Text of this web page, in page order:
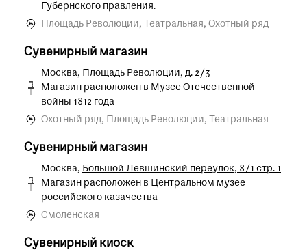
Губернского правления.
Площадь Революции, Театральная, Охотный ряд
Сувенирный магазин
Москва, Площадь Революции, д. 2/3
Магазин расположен в Музее Отечественной
войны 1812 года
Охотный ряд, Площадь Революции, Театральная
Сувенирный магазин
Москва, Большой Левшинский переулок, 8/1 стр. 1
Магазин расположен в Центральном музее
российского казачества
Смоленская
Сувенирный киоск